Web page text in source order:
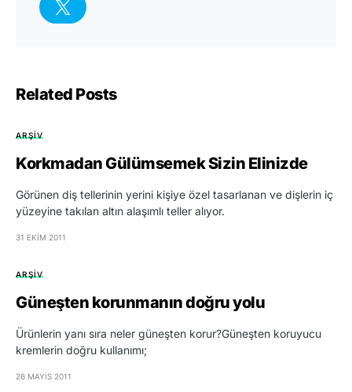
Related Posts
ARŞIV
Korkmadan Gülümsemek Sizin Elinizde
Görünen diş tellerinin yerini kişiye özel tasarlanan ve dişlerin iç
yüzeyine takılan altın alaşımlı teller alıyor.
31 EKIM 2011
ARŞIV
Güneşten korunmanın doğru yolu
Ürünlerin yanı sıra neler güneşten korur?Güneşten koruyucu
kremlerin doğru kullanımı;
26 MAYIS 2011